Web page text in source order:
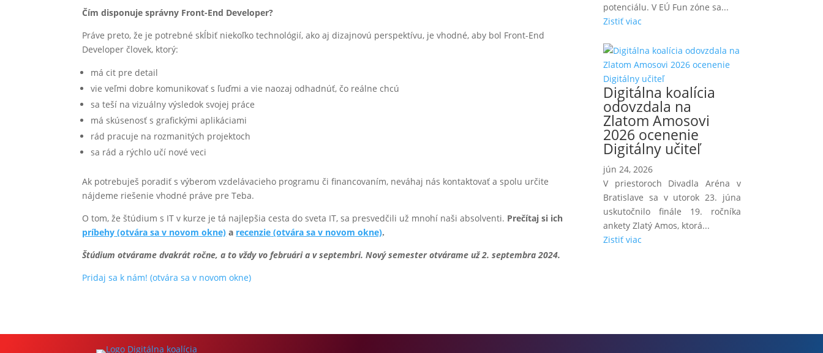
Čím disponuje správny Front-End Developer?
Práve preto, že je potrebné skĺbiť niekoľko technológií, ako aj dizajnovú perspektívu, je vhodné, aby bol Front-End
Developer človek, ktorý:
má cit pre detail
vie veľmi dobre komunikovať s ľuďmi a vie naozaj odhadnúť, čo reálne chcú
sa teší na vizuálny výsledok svojej práce
má skúsenosť s grafickými aplikáciami
rád pracuje na rozmanitých projektoch
sa rád a rýchlo učí nové veci
Ak potrebuješ poradiť s výberom vzdelávacieho programu či financovaním, neváhaj nás kontaktovať a spolu určite
nájdeme riešenie vhodné práve pre Teba.
O tom, že štúdium s IT v kurze je tá najlepšia cesta do sveta IT, sa presvedčili už mnohí naši absolventi. Prečítaj si ich
príbehy (otvára sa v novom okne) a recenzie (otvára sa v novom okne).
Štúdium otvárame dvakrát ročne, a to vždy vo februári a v septembri. Nový semester otvárame už 2. septembra 2024.
Pridaj sa k nám! (otvára sa v novom okne)
potenciálu. V EÚ Fun zóne sa...
Zistiť viac
Digitálna koalícia
odovzdala na
Zlatom Amosovi
2026 ocenenie
Digitálny učiteľ
jún 24, 2026
V priestoroch Divadla Aréna v
Bratislave sa v utorok 23. júna
uskutočnilo finále 19. ročníka
ankety Zlatý Amos, ktorá...
Zistiť viac